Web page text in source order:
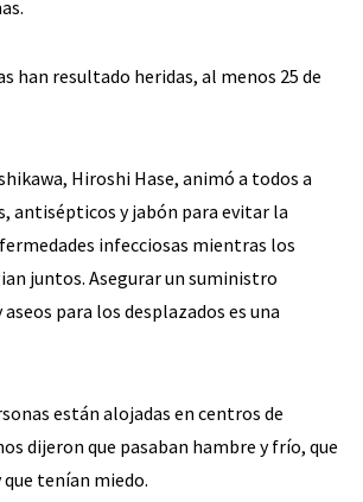
han resultado heridas, al menos 25 de
Hiroshi Hase, animó a todos a
antisépticos y jabón para evitar la
infecciosas mientras los
juntos. Asegurar un suministro
aseos para los desplazados es una
están alojadas en centros de
dijeron que pasaban hambre y frío, que
tenían miedo.